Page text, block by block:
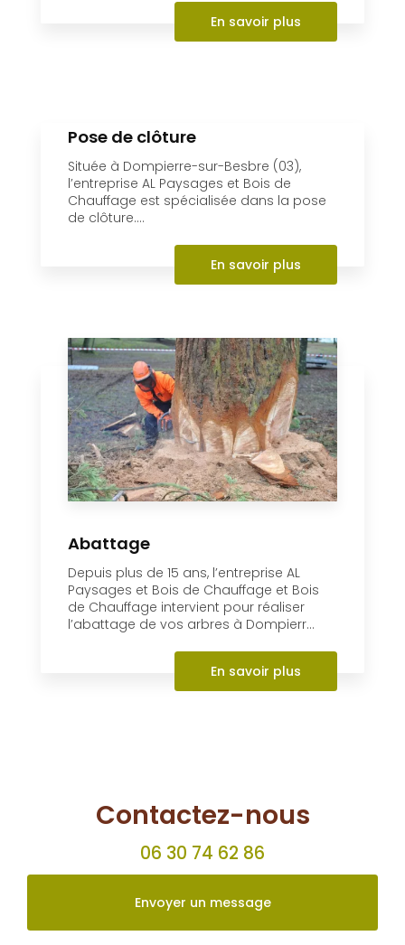
Chauffage est spécialisée dans la pose
Abattage
Depuis plus de 15 ans, l’entreprise AL
Paysages et Bois de Chauffage et Bois
de Chauffage intervient pour réaliser
l’abattage de vos arbres à Dompierr...
En savoir plus
Contactez-nous
06 30 74 62 86
Facebook X Email